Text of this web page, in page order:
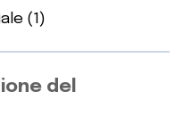
(1)
del